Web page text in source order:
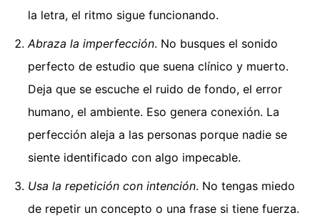
la letra, el ritmo sigue funcionando.
Abraza la imperfección. No busques el sonido
perfecto de estudio que suena clínico y muerto.
Deja que se escuche el ruido de fondo, el error
humano, el ambiente. Eso genera conexión. La
perfección aleja a las personas porque nadie se
siente identificado con algo impecable.
Usa la repetición con intención. No tengas miedo
de repetir un concepto o una frase si tiene fuerza.